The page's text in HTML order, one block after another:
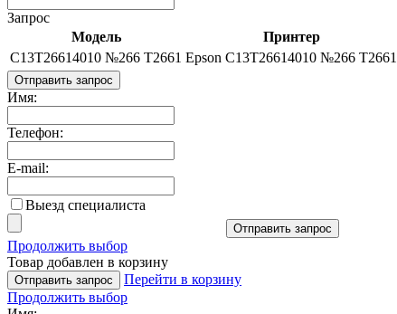
Запрос
Модель
Принтер
C13T26614010 №266 T2661 Epson C13T26614010 №266 T2661
Отправить запрос
Имя:
Телефон:
E-mail:
Выезд специалиста
Отправить запрос
Продолжить выбор
Товар добавлен в корзину
Отправить запрос
Перейти в корзину
Продолжить выбор